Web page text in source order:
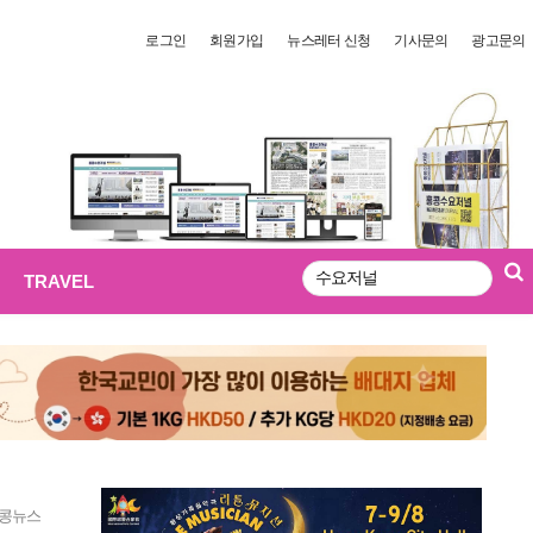
로그인 회원가입 뉴스레터 신청 기사문의 광고문의
TRAVEL
검
뉴스